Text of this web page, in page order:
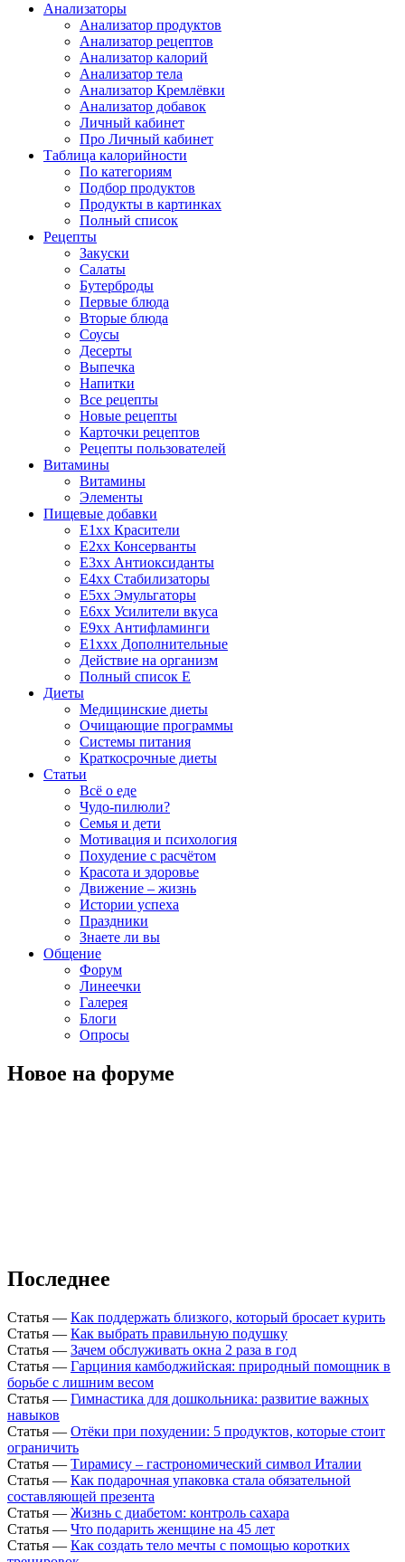
Анализаторы
Анализатор продуктов
Анализатор рецептов
Анализатор калорий
Анализатор тела
Анализатор Кремлёвки
Анализатор добавок
Личный кабинет
Про Личный кабинет
Таблица калорийности
По категориям
Подбор продуктов
Продукты в картинках
Полный список
Рецепты
Закуски
Салаты
Бутерброды
Первые блюда
Вторые блюда
Соусы
Десерты
Выпечка
Напитки
Все рецепты
Новые рецепты
Карточки рецептов
Рецепты пользователей
Витамины
Витамины
Элементы
Пищевые добавки
E1xx Красители
E2xx Консерванты
E3xx Антиоксиданты
E4xx Стабилизаторы
E5xx Эмульгаторы
E6xx Усилители вкуса
E9xx Антифламинги
E1xxx Дополнительные
Действие на организм
Полный список E
Диеты
Медицинские диеты
Очищающие программы
Системы питания
Краткосрочные диеты
Статьи
Всё о еде
Чудо-пилюли?
Семья и дети
Мотивация и психология
Похудение с расчётом
Красота и здоровье
Движение – жизнь
Истории успеха
Праздники
Знаете ли вы
Общение
Форум
Линеечки
Галерея
Блоги
Опросы
Новое на форуме
Последнее
Статья — Как поддержать близкого, который бросает курить
Статья — Как выбрать правильную подушку
Статья — Зачем обслуживать окна 2 раза в год
Статья — Гарциния камбоджийская: природный помощник в
борьбе с лишним весом
Статья — Гимнастика для дошкольника: развитие важных
навыков
Статья — Отёки при похудении: 5 продуктов, которые стоит
ограничить
Статья — Тирамису – гастрономический символ Италии
Статья — Как подарочная упаковка стала обязательной
составляющей презента
Статья — Жизнь с диабетом: контроль сахара
Статья — Что подарить женщине на 45 лет
Статья — Как создать тело мечты с помощью коротких